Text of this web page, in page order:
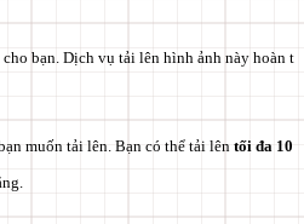
bạn. Dịch vụ tải lên hình ảnh này hoàn t
muốn tải lên. Bạn có thể tải lên tối đa 10